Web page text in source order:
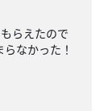
らえたので
なかった！